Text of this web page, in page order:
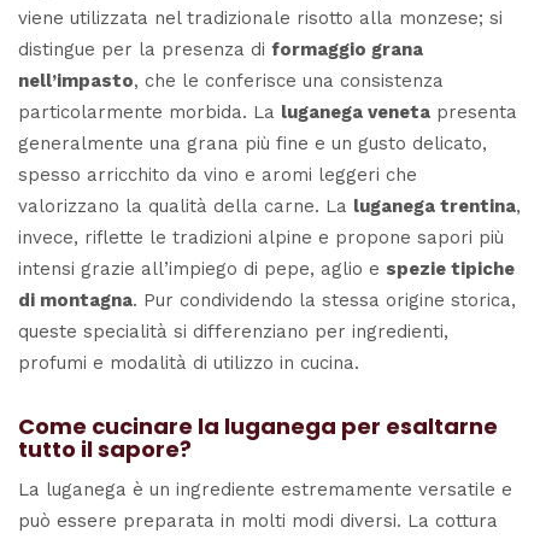
viene utilizzata nel tradizionale risotto alla monzese; si
distingue per la presenza di formaggio grana
nell’impasto, che le conferisce una consistenza
particolarmente morbida. La luganega veneta presenta
generalmente una grana più fine e un gusto delicato,
spesso arricchito da vino e aromi leggeri che
valorizzano la qualità della carne. La luganega trentina,
invece, riflette le tradizioni alpine e propone sapori più
intensi grazie all’impiego di pepe, aglio e spezie tipiche
di montagna. Pur condividendo la stessa origine storica,
queste specialità si differenziano per ingredienti,
profumi e modalità di utilizzo in cucina.
Come cucinare la luganega per esaltarne
tutto il sapore?
La luganega è un ingrediente estremamente versatile e
può essere preparata in molti modi diversi. La cottura